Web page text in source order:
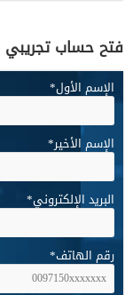
فتح حساب تجريبي
الإسم الأول*
الإسم الأخير*
البريد الإلكتروني*
رقم الهاتف*